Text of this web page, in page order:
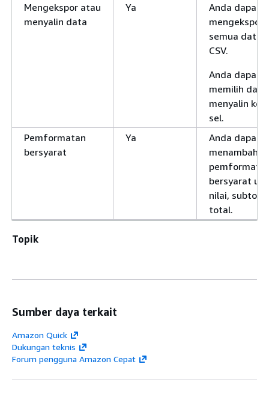
Mengekspor atau
menyalin data
Ya
Anda dapat
mengekspor
semua data
CSV.
Anda dapat
memilih dan
menyalin
sel.
Pemformatan
bersyarat
Ya
Anda dapat
bersyarat
nilai,
total.
Topik
Sumber daya terkait
Amazon Quick
Dukungan teknis
Forum pengguna Amazon Cepat